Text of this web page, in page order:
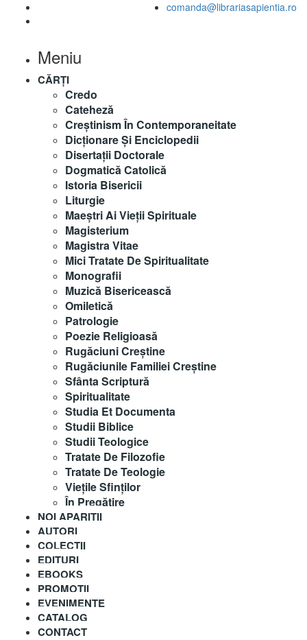
comanda@librariasapientia.ro
Meniu
CĂRȚI
Credo
Cateheză
Creștinism În Contemporaneitate
Dicționare Și Enciclopedii
Disertații Doctorale
Dogmatică Catolică
Istoria Bisericii
Liturgie
Maeştri Ai Vieţii Spirituale
Magisterium
Magistra Vitae
Mici Tratate De Spiritualitate
Monografii
Muzică Bisericească
Omiletică
Patrologie
Poezie Religioasă
Rugăciuni Creştine
Rugăciunile Familiei Creștine
Sfânta Scriptură
Spiritualitate
Studia Et Documenta
Studii Biblice
Studii Teologice
Tratate De Filozofie
Tratate De Teologie
Vieţile Sfinţilor
În Pregătire
NOI APARITII
AUTORI
COLECȚII
EDITURI
EBOOKS
PROMOȚII
EVENIMENTE
CATALOG
CONTACT